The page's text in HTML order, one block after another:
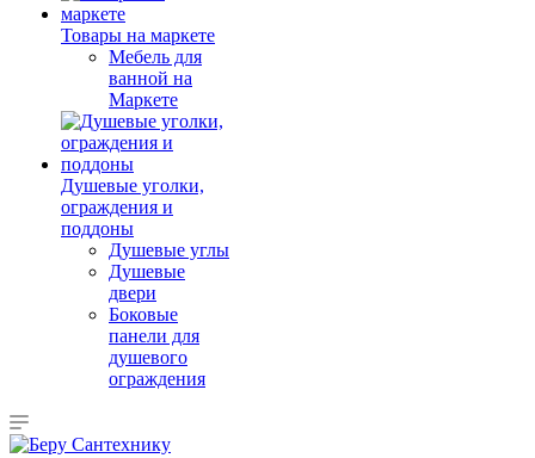
Товары на маркете
Мебель для
ванной на
Маркете
Душевые уголки,
ограждения и
поддоны
Душевые углы
Душевые
двери
Боковые
панели для
душевого
ограждения